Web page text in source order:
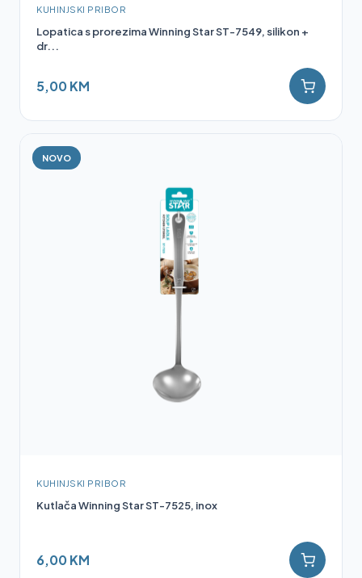
KUHINJSKI PRIBOR
Lopatica s prorezima Winning Star ST-7549, silikon +
dr...
5,00 KM
NOVO
KUHINJSKI PRIBOR
Kutlača Winning Star ST-7525, inox
6,00 KM